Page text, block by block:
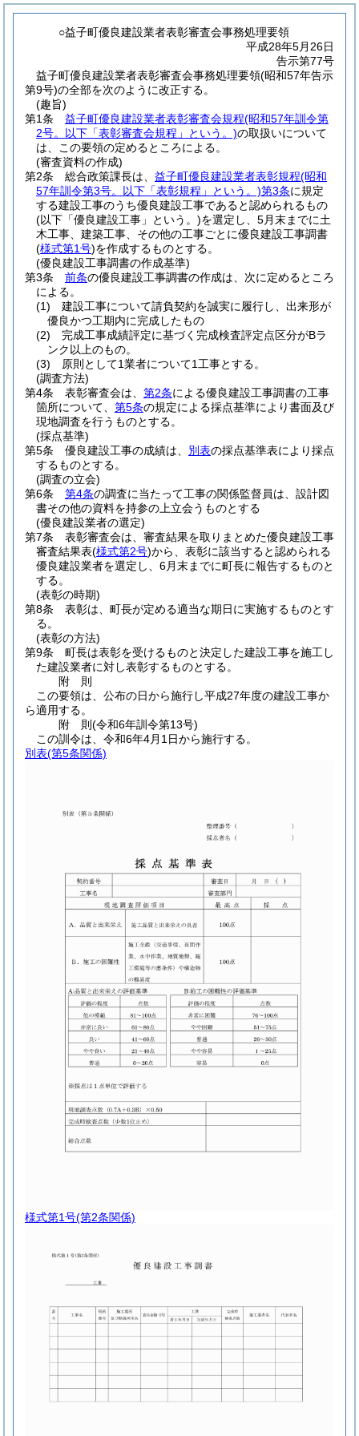
○益子町優良建設業者表彰審査会事務処理要領
平成28年5月26日
告示第77号
益子町優良建設業者表彰審査会事務処理要領(昭和57年告示
第9号)の全部を次のように改正する。
(趣旨)
第1条
益子町優良建設業者表彰審査会規程(昭和57年訓令第
2号。以下「表彰審査会規程」という。)の取扱いについて
は、この要領の定めるところによる。
(審査資料の作成)
第2条
総合政策課長は、 益子町優良建設業者表彰規程(昭和
57年訓令第3号。以下「表彰規程」という。)第3条に規定
する建設工事のうち優良建設工事であると認められるもの
(以下「優良建設工事」という。)を選定し、5月末までに土
木工事、建築工事、その他の工事ごとに優良建設工事調書
(様式第1号)を作成するものとする。
(優良建設工事調書の作成基準)
第3条
前条の優良建設工事調書の作成は、次に定めるところ
による。
(1)
建設工事について請負契約を誠実に履行し、出来形が
優良かつ工期内に完成したもの
(2)
完成工事成績評定に基づく完成検査評定点区分がBラ
ンク以上のもの。
(3)
原則として1業者について1工事とする。
(調査方法)
第4条
表彰審査会は、 第2条による優良建設工事調書の工事
箇所について、 第5条の規定による採点基準により書面及び
現地調査を行うものとする。
(採点基準)
第5条
優良建設工事の成績は、 別表の採点基準表により採点
するものとする。
(調査の立会)
第6条
第4条の調査に当たって工事の関係監督員は、設計図
書その他の資料を持参の上立会うものとする
(優良建設業者の選定)
第7条
表彰審査会は、審査結果を取りまとめた優良建設工事
審査結果表(様式第2号)から、表彰に該当すると認められる
優良建設業者を選定し、6月末までに町長に報告するものと
する。
(表彰の時期)
第8条
表彰は、町長が定める適当な期日に実施するものとす
る。
(表彰の方法)
第9条
町長は表彰を受けるものと決定した建設工事を施工し
た建設業者に対し表彰するものとする。
附 則
この要領は、公布の日から施行し平成27年度の建設工事か
ら適用する。
附 則(令和6年訓令第13号)
この訓令は、令和6年4月1日から施行する。
別表(第5条関係)
様式第1号(第2条関係)